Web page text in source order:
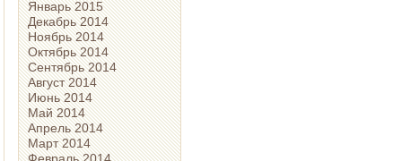
Январь 2015
Декабрь 2014
Ноябрь 2014
Октябрь 2014
Сентябрь 2014
Август 2014
Июнь 2014
Май 2014
Апрель 2014
Март 2014